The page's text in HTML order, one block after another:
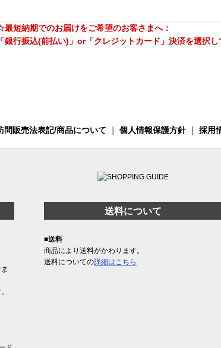
短納期でのお届けをご希望のお客さまへ：
銀行振込(前払い)」or「クレジットカード」決済を選択し
問販売法表記/商品について 個人情報保護方針｜ 採用
送料について
■送料
商品により送料がかわります。
送料についての詳細はこちら